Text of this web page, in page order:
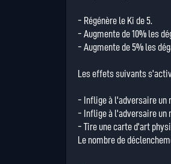
- Régénère le Ki de 5.
- Augmente de 10% les
- Augmente de 5% les
Les effets suivants
- Inflige à l'adversaire un
- Inflige à l'adversaire un
- Tire une carte d'art
Le nombre de